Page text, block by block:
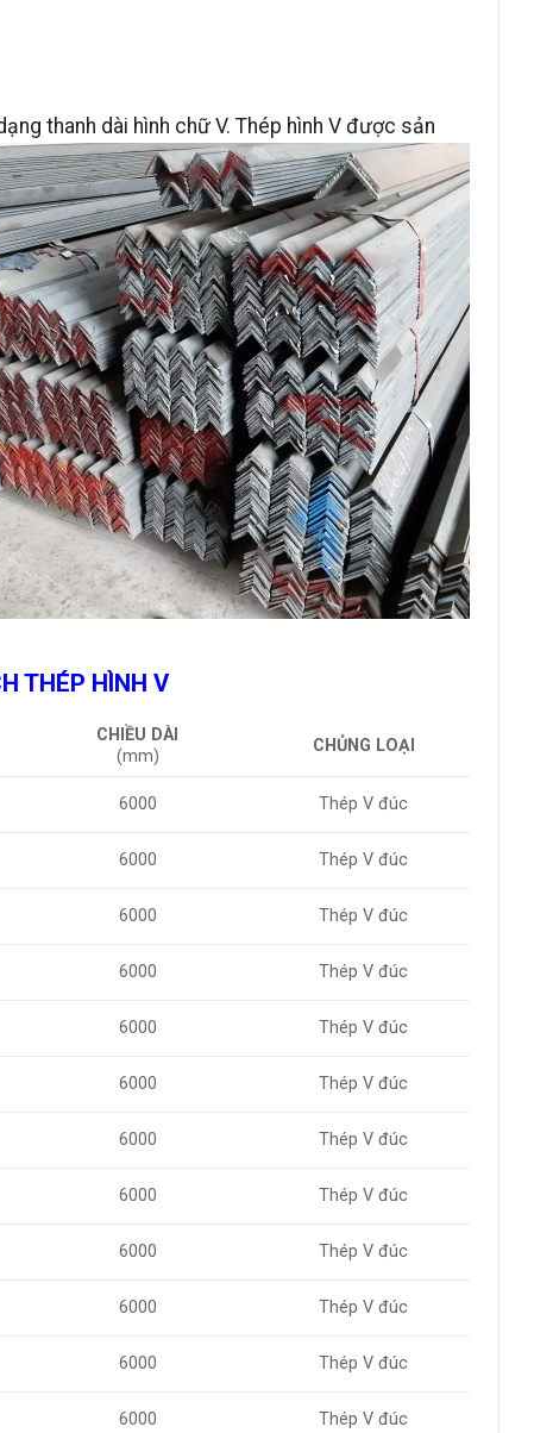
thanh dài hình chữ V. Thép hình V được sản
THÉP HÌNH V
CHIỀU DÀI
(mm)
CHỦNG LOẠI
6000 Thép V đúc
6000 Thép V đúc
6000 Thép V đúc
6000 Thép V đúc
6000 Thép V đúc
6000 Thép V đúc
6000 Thép V đúc
6000 Thép V đúc
6000 Thép V đúc
6000 Thép V đúc
6000 Thép V đúc
6000 Thép V đúc